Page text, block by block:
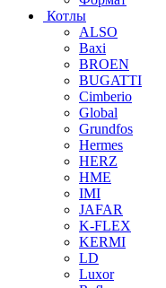
Котлы
ALSO
Baxi
BROEN
BUGATTI
Cimberio
Global
Grundfos
Hermes
HERZ
HME
IMI
JAFAR
K-FLEX
KERMI
LD
Luxor